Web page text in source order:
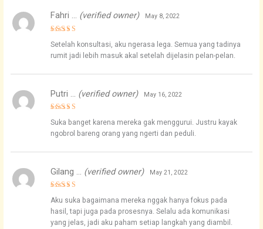
Rated
5
out of 5
Fahri … (verified owner) May 8, 2022
Setelah konsultasi, aku ngerasa lega. Semua yang tadinya
rumit jadi lebih masuk akal setelah dijelasin pelan-pelan.
Rated
out of 5
Putri … (verified owner) May 16, 2022
Suka banget karena mereka gak menggurui. Justru kayak
ngobrol bareng orang yang ngerti dan peduli.
Rated
out of 5
Gilang … (verified owner) May 21, 2022
Aku suka bagaimana mereka nggak hanya fokus pada
hasil, tapi juga pada prosesnya. Selalu ada komunikasi
yang jelas, jadi aku paham setiap langkah yang diambil.